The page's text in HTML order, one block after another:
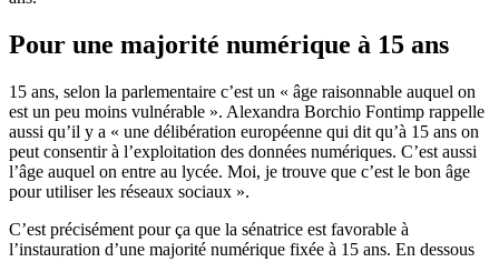
Pour une majorité numérique à 15 ans
15 ans, selon la parlementaire c’est un « âge raisonnable auquel on
est un peu moins vulnérable ». Alexandra Borchio Fontimp rappelle
aussi qu’il y a « une délibération européenne qui dit qu’à 15 ans on
peut consentir à l’exploitation des données numériques. C’est aussi
l’âge auquel on entre au lycée. Moi, je trouve que c’est le bon âge
pour utiliser les réseaux sociaux ».
C’est précisément pour ça que la sénatrice est favorable à
l’instauration d’une majorité numérique fixée à 15 ans. En dessous